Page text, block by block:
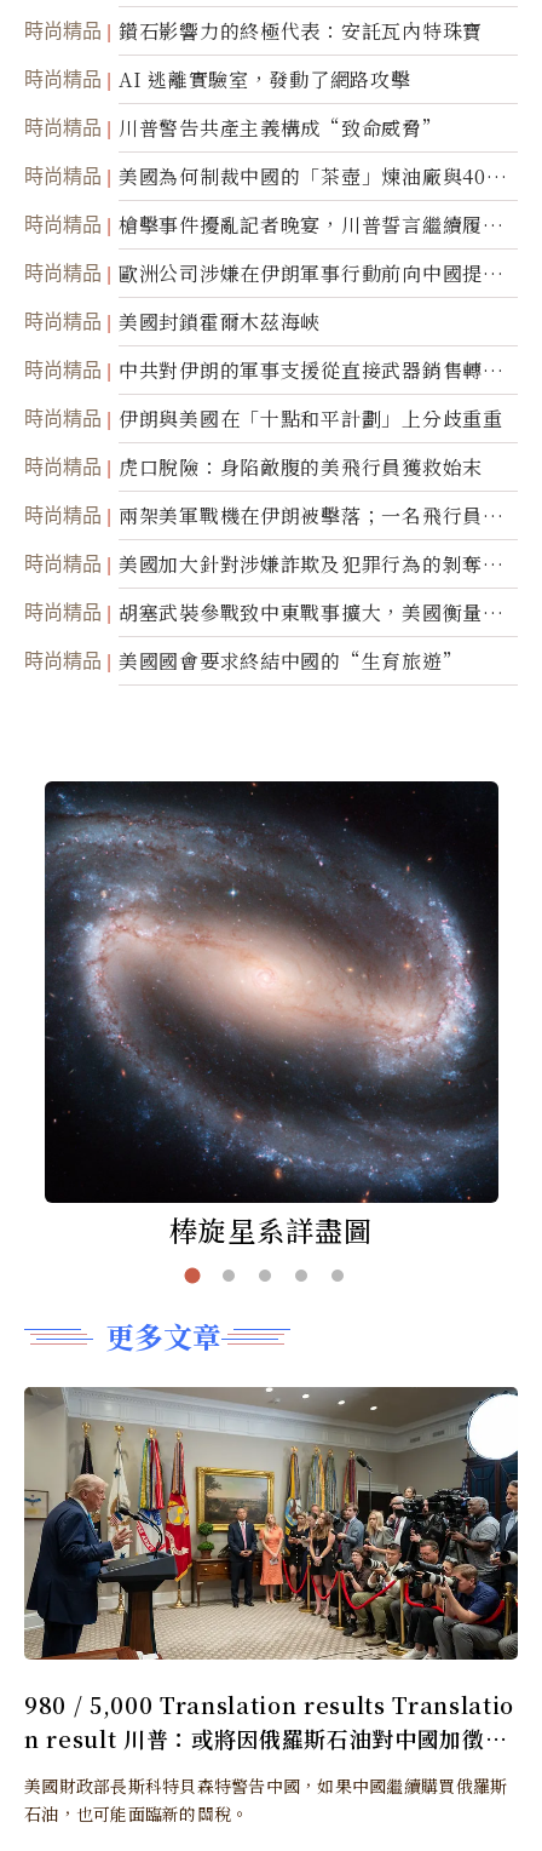
達
時尚精品 鑽石影響力的終極代表：安託瓦內特珠寶
時尚精品 AI 逃離實驗室，發動了網路攻擊
時尚精品 川普警告共產主義構成“致命威脅”
時尚精品
美國為何制裁中國的「茶壺」煉油廠與40家
航運公司
時尚精品
槍擊事件擾亂記者晚宴，川普誓言繼續履行
職責
時尚精品
歐洲公司涉嫌在伊朗軍事行動前向中國提供
美軍基地的衛星影像
時尚精品 美國封鎖霍爾木茲海峽
時尚精品
中共對伊朗的軍事支援從直接武器銷售轉向
間接技術轉讓
時尚精品 伊朗與美國在「十點和平計劃」上分歧重重
時尚精品 虎口脫險：身陷敵腹的美飛行員獲救始末
時尚精品
兩架美軍戰機在伊朗被擊落；一名飛行員失
蹤
時尚精品
美國加大針對涉嫌詐欺及犯罪行為的剝奪公
民權力度
時尚精品
胡塞武裝參戰致中東戰事擴大，美國衡量地
面入侵的可能性
時尚精品 美國國會要求終結中國的“生育旅遊”
棒旋星系詳盡圖
更多文章
980 / 5,000 Translation results Translatio
n result 川普：或將因俄羅斯石油對中國加徵更
多關稅
美國財政部長斯科特貝森特警告中國，如果中國繼續購買俄羅斯
石油，也可能面臨新的關稅。